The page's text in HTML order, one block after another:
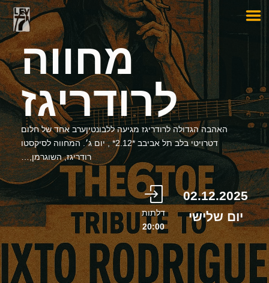
מחווה
לרודריגז
האהבה הגדולה לרודריגז מגיעה ללבונטיןערב אחד של חלום
דטרויטי בלב תל אביבב *2.12* , יום ג׳. המחווה לסיקסטו
רודריגז, השוגרמן,…
02.12.2025
יום שלישי
דלתות
20:00